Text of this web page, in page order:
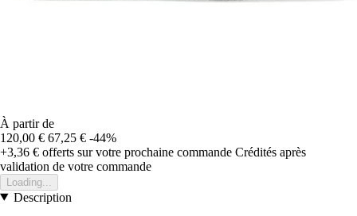
À partir de
120,00 € 67,25 € -44%
+3,36 € offerts sur votre prochaine commande Crédités après
validation de votre commande
Loading...
Description